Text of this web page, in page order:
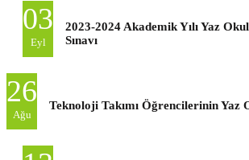
03
Eyl
2023-2024 Akademik Yılı Yaz
Sınavı
26
Ağu
Teknoloji Takımı Öğrencilerinin Yaz